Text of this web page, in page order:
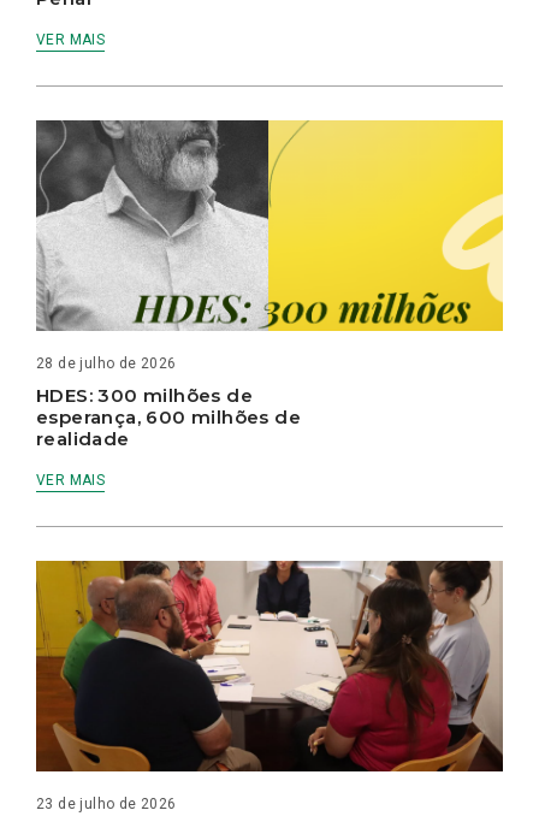
VER MAIS
28 de julho de 2026
HDES: 300 milhões de
esperança, 600 milhões de
realidade
VER MAIS
23 de julho de 2026